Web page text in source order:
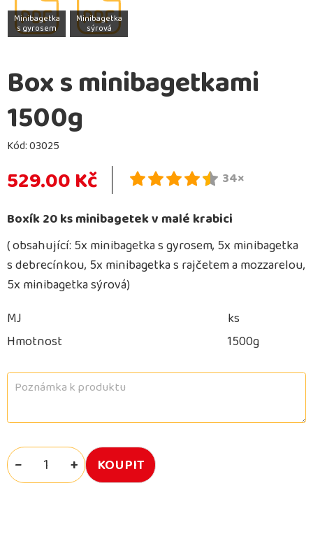
Minibagetka
s gyrosem
Minibagetka
sýrová
Box s minibagetkami
1500g
Kód:03025
529.00 Kč 34×
Boxík 20 ks minibagetek v malé krabici
( obsahující: 5x minibagetka s gyrosem, 5x minibagetka
s debrecínkou, 5x minibagetka s rajčetem a mozzarelou,
5x minibagetka sýrová)
MJ
ks
Hmotnost
1500g
− +